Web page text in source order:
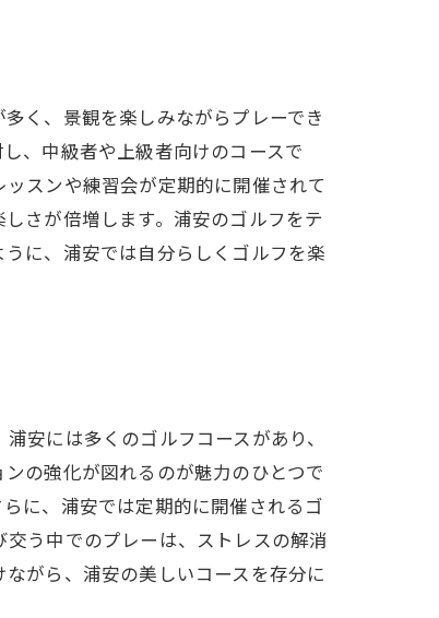
く、景観を楽しみながらプレーでき
、中級者や上級者向けのコースで
スンや練習会が定期的に開催されて
さが倍増します。浦安のゴルフをテ
に、浦安では自分らしくゴルフを楽
安には多くのゴルフコースがあり、
の強化が図れるのが魅力のひとつで
に、浦安では定期的に開催されるゴ
う中でのプレーは、ストレスの解消
がら、浦安の美しいコースを存分に